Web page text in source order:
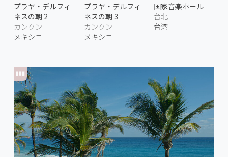
プラヤ・デルフィ
ネスの朝 2
カンクン
メキシコ
プラヤ・デルフィ
ネスの朝 3
カンクン
メキシコ
国家音楽ホール
台北
台湾